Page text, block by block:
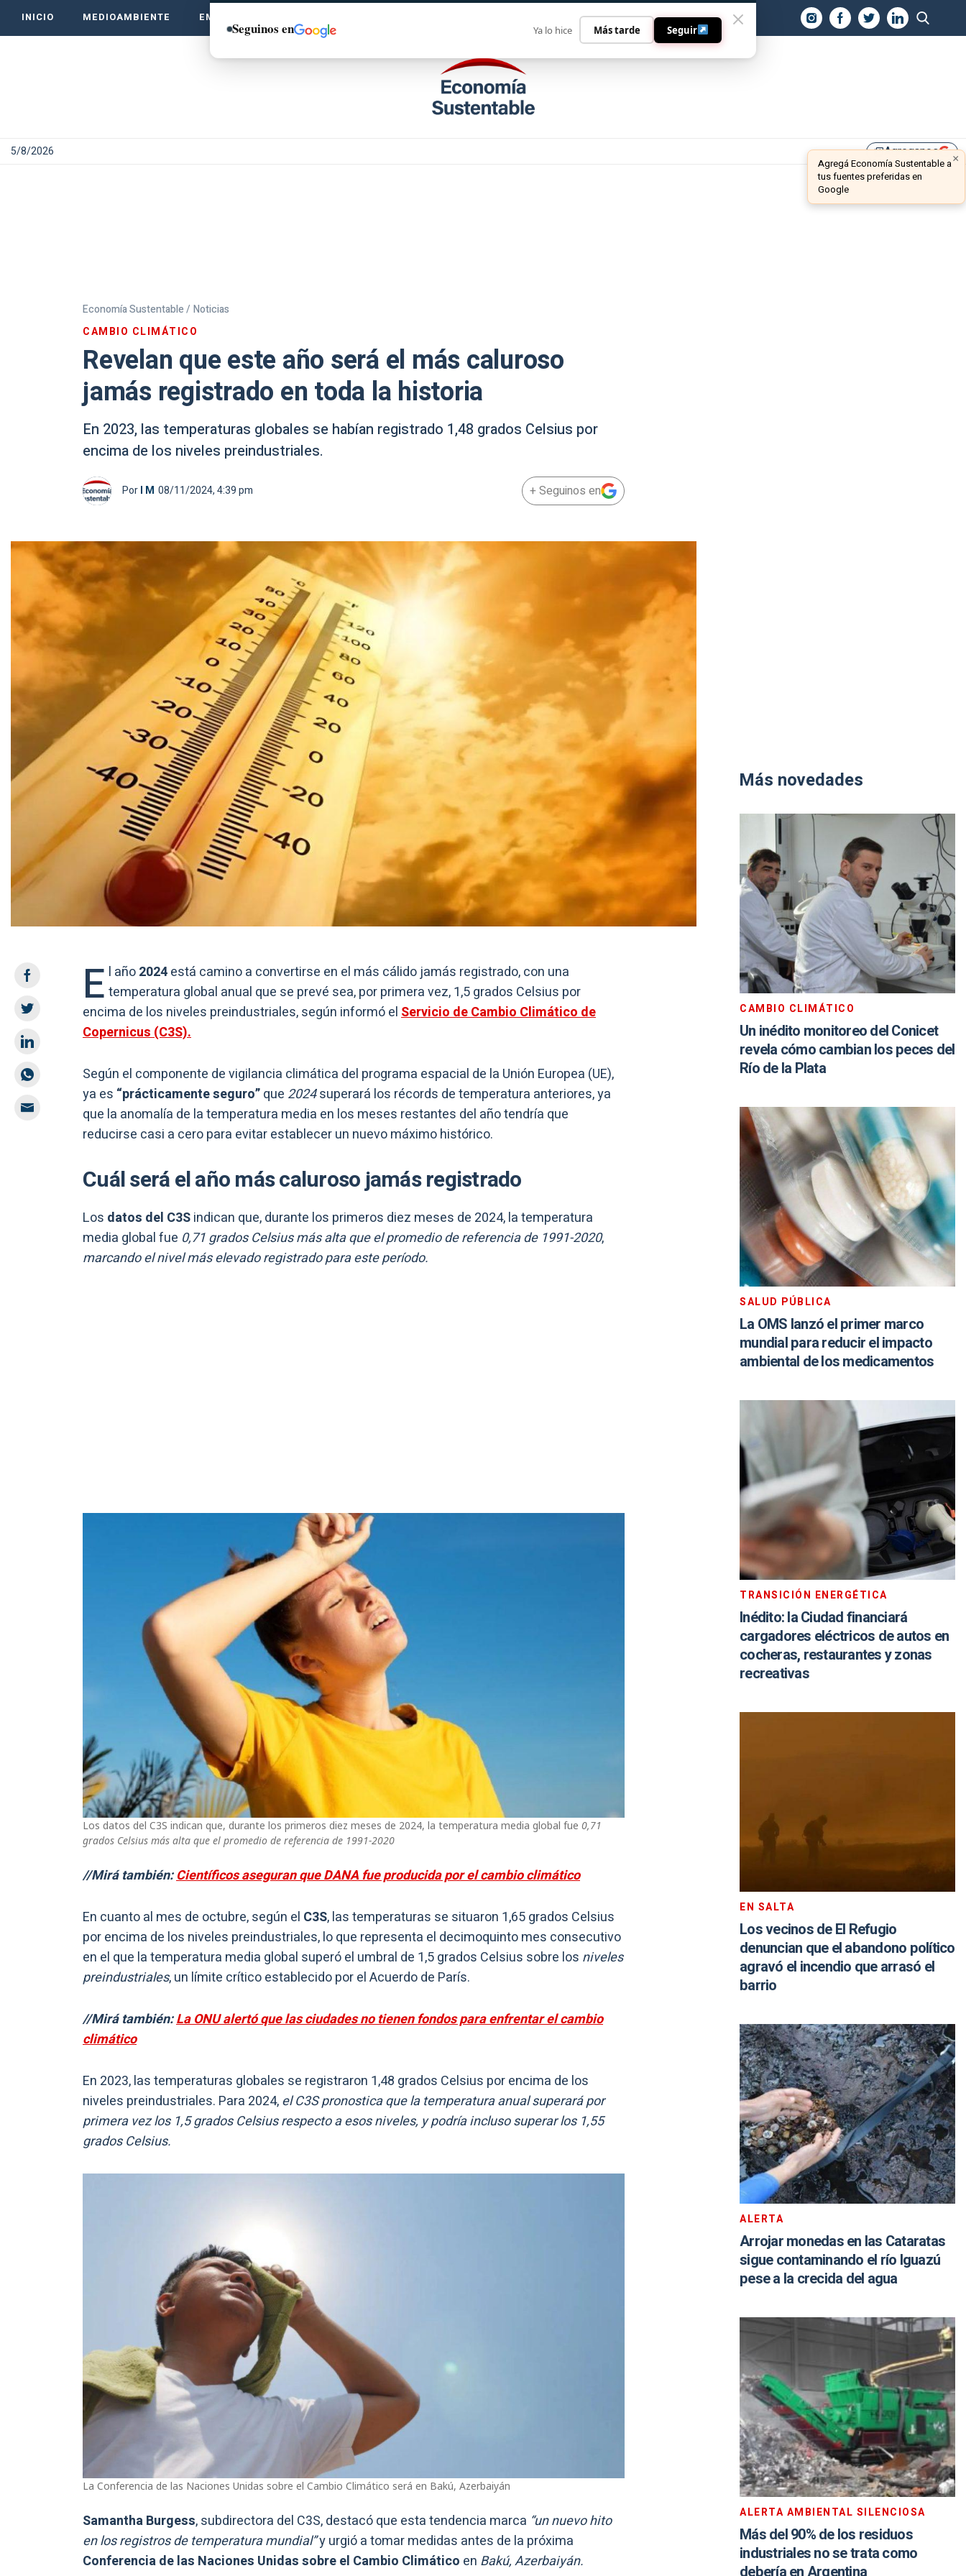
INICIO MEDIOAMBIENTE EMPRENDE VERDE CONTACTO
5/8/2026 library_addAgreganos ×
Agregá Economía Sustentable a
tus fuentes preferidas en
Google
Economía Sustentable / Noticias
CAMBIO CLIMÁTICO
Revelan que este año será el más caluroso
jamás registrado en toda la historia
En 2023, las temperaturas globales se habían registrado 1,48 grados Celsius por
encima de los niveles preindustriales.
PorI M 08/11/2024, 4:39 pm + Seguinos en
E l año2024está camino a convertirse en el más cálido jamás registrado, con una
temperatura global anual que se prevé sea, por primera vez, 1,5 grados Celsius por
encima de los niveles preindustriales, según informó elServicio de Cambio Climático de
Copernicus (C3S).
Según el componente de vigilancia climática del programa espacial de la Unión Europea (UE),
ya es “prácticamente seguro”que 2024superará los récords de temperatura anteriores, ya
que la anomalía de la temperatura media en los meses restantes del año tendría que
reducirse casi a cero para evitar establecer un nuevo máximo histórico.
Cuál será el año más caluroso jamás registrado
Los datos del C3Sindican que, durante los primeros diez meses de 2024, la temperatura
media global fue 0,71 grados Celsius más alta que el promedio de referencia de 1991-2020,
marcando el nivel más elevado registrado para este período.
Los datos del C3S indican que, durante los primeros diez meses de 2024, la temperatura media global fue 0,71
grados Celsius más alta que el promedio de referencia de 1991-2020
//Mirá también:Científicos aseguran que DANA fue producida por el cambio climático
En cuanto al mes de octubre, según el C3S, las temperaturas se situaron 1,65 grados Celsius
por encima de los niveles preindustriales, lo que representa el decimoquinto mes consecutivo
en el que la temperatura media global superó el umbral de 1,5 grados Celsius sobre los niveles
preindustriales, un límite crítico establecido por el Acuerdo de París.
//Mirá también:La ONU alertó que las ciudades no tienen fondos para enfrentar el cambio
climático
En 2023, las temperaturas globales se registraron 1,48 grados Celsius por encima de los
niveles preindustriales. Para 2024,el C3S pronostica que la temperatura anual superará por
primera vez los 1,5 grados Celsius respecto a esos niveles, y podría incluso superar los 1,55
grados Celsius.
La Conferencia de las Naciones Unidas sobre el Cambio Climático será en Bakú, Azerbaiyán
Samantha Burgess, subdirectora del C3S, destacó que esta tendencia marca “un nuevo hito
en los registros de temperatura mundial”y urgió a tomar medidas antes de la próxima
Conferencia de las Naciones Unidas sobre el Cambio Climático en Bakú, Azerbaiyán.
Más novedades
CAMBIO CLIMÁTICO
Un inédito monitoreo del Conicet
revela cómo cambian los peces del
Río de la Plata
SALUD PÚBLICA
La OMS lanzó el primer marco
mundial para reducir el impacto
ambiental de los medicamentos
TRANSICIÓN ENERGÉTICA
Inédito: la Ciudad financiará
cargadores eléctricos de autos en
cocheras, restaurantes y zonas
recreativas
EN SALTA
Los vecinos de El Refugio
denuncian que el abandono político
agravó el incendio que arrasó el
barrio
ALERTA
Arrojar monedas en las Cataratas
sigue contaminando el río Iguazú
pese a la crecida del agua
ALERTA AMBIENTAL SILENCIOSA
Más del 90% de los residuos
industriales no se trata como
Seguinos en Ya lo hice Más tarde Seguir